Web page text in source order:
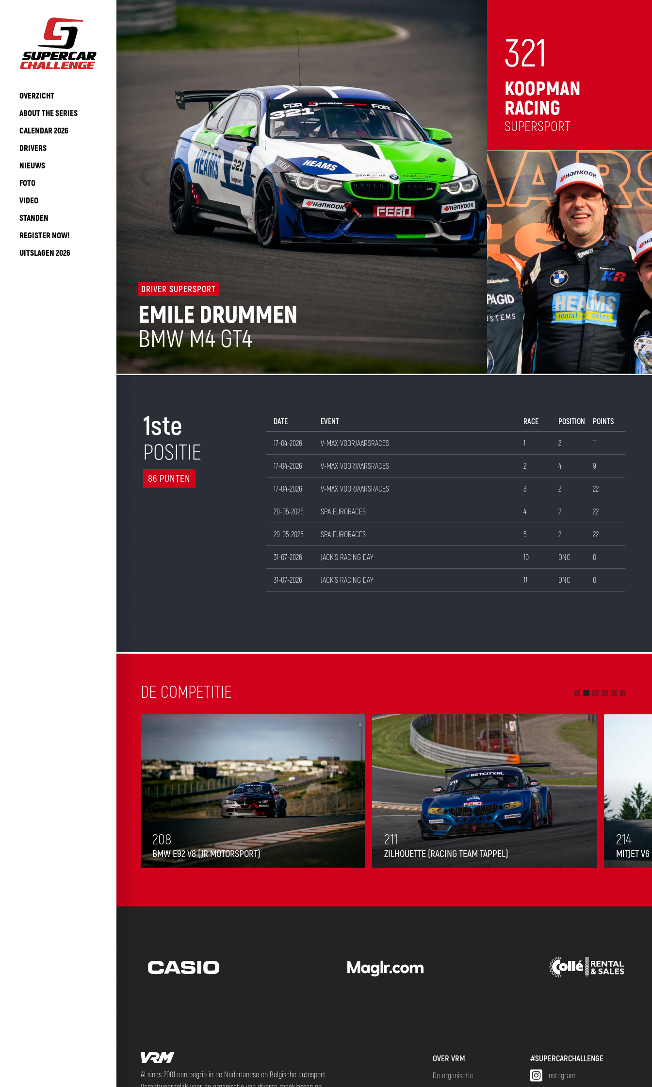
OVERZICHT
ABOUT THE SERIES
CALENDAR 2026
DRIVERS
NIEUWS
FOTO
VIDEO
STANDEN
REGISTER NOW!
UITSLAGEN 2026
DRIVER SUPERSPORT
EMILE DRUMMEN
BMW M4 GT4
321
KOOPMAN
RACING
SUPERSPORT
1ste
POSITIE
86 PUNTEN
DATE EVENT RACE POSITION POINTS
17-04-2026 V-MAX VOORJAARSRACES 1 2 11
17-04-2026 V-MAX VOORJAARSRACES 2 4 9
17-04-2026 V-MAX VOORJAARSRACES 3 2 22
29-05-2026 SPA EURORACES 4 2 22
29-05-2026 SPA EURORACES 5 2 22
31-07-2026 JACK'S RACING DAY 10 DNC 0
31-07-2026 JACK'S RACING DAY 11 DNC 0
DE COMPETITIE
208
BMW E92 V8 (JR MOTORSPORT)
211
ZILHOUETTE (RACING TEAM TAPPEL)
214
MITJET
Al sinds 2001 een begrip in de Nederlandse en Belgische autosport.
OVER VRM
De organisatie
#SUPERCARCHALLENGE
Instagram